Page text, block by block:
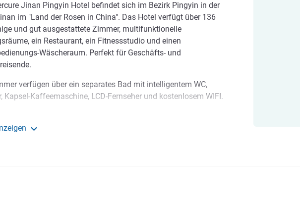
Jinan Pingyin Hotel befindet sich im Bezirk Pingyin in der
im "Land der Rosen in China". Das Hotel verfügt über 136
und gut ausgestattete Zimmer, multifunktionelle
ein Restaurant, ein Fitnessstudio und einen
Wäscheraum. Perfekt für Geschäfts- und
verfügen über ein separates Bad mit intelligentem WC,
Kapsel-Kaffeemaschine, LCD-Fernseher und kostenlosem WIFI.